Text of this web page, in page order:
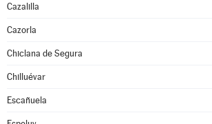
Cazalilla
Cazorla
Chiclana de Segura
Chilluévar
Escañuela